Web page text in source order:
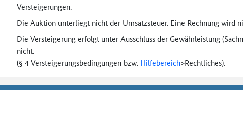
Versteigerungen.
Die Auktion unterliegt nicht der Umsatzsteuer. Eine Rechnung wird
Die Versteigerung erfolgt unter Ausschluss der Gewährleistung
nicht.
(§ 4 Versteigerungs­bedingungen bzw. Hilfebereich>Rechtliches).